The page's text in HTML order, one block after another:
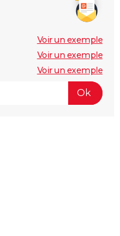
Voir un exemple
Voir un exemple
Voir un exemple